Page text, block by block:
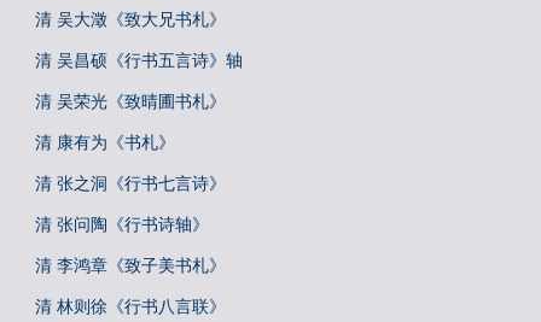
清 吴大澂《致大兄书札》
清 吴昌硕《行书五言诗》轴
清 吴荣光《致晴圃书札》
清 康有为《书札》
清 张之洞《行书七言诗》
清 张问陶《行书诗轴》
清 李鸿章《致子美书札》
清 林则徐《行书八言联》